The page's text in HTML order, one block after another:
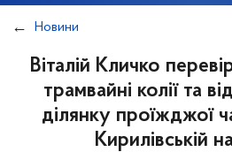
Новини
Віталій Кличко
трамвайні колії та
ділянку проїжджої
Кирилівській